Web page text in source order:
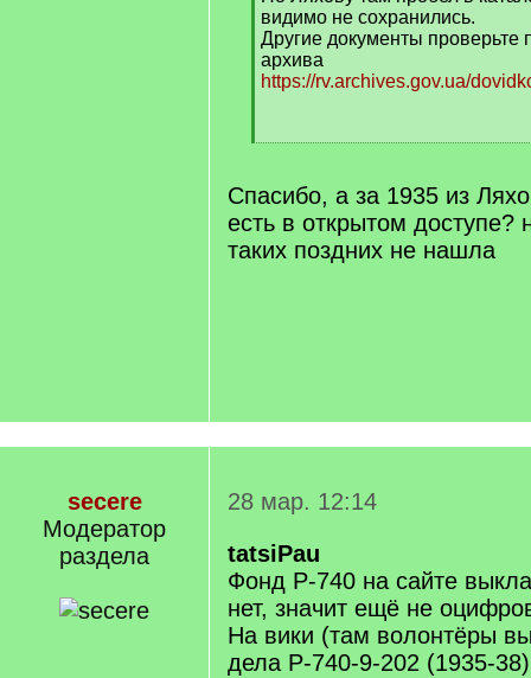
видимо не сохранились.
Другие документы проверьте
архива
https://rv.archives.gov.ua/
[
q
]
Спасибо, а за 1935 из
есть в открытом доступе?
таких поздних не нашла
secere
Модератор
раздела
28 мар. 12:14
tatsiPau
Фонд Р-740 на сайте
нет, значит ещё не
На вики (там волонтёры
дела Р-740-9-202 (1935-